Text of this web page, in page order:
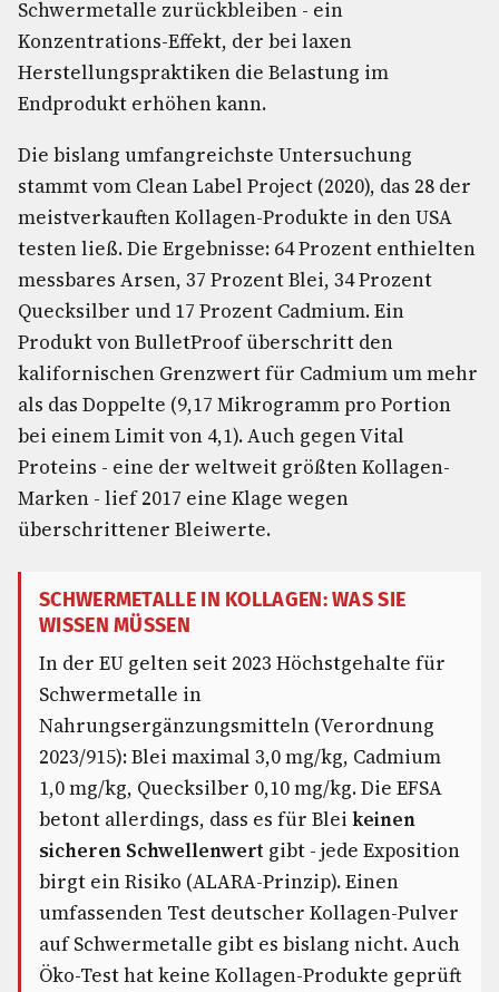
Schwermetalle zurückbleiben - ein
Konzentrations-Effekt, der bei laxen
Herstellungspraktiken die Belastung im
Endprodukt erhöhen kann.
Die bislang umfangreichste Untersuchung
stammt vom Clean Label Project (2020), das 28 der
meistverkauften Kollagen-Produkte in den USA
testen ließ. Die Ergebnisse: 64 Prozent enthielten
messbares Arsen, 37 Prozent Blei, 34 Prozent
Quecksilber und 17 Prozent Cadmium. Ein
Produkt von BulletProof überschritt den
kalifornischen Grenzwert für Cadmium um mehr
als das Doppelte (9,17 Mikrogramm pro Portion
bei einem Limit von 4,1). Auch gegen Vital
Proteins - eine der weltweit größten Kollagen-
Marken - lief 2017 eine Klage wegen
überschrittener Bleiwerte.
SCHWERMETALLE IN KOLLAGEN: WAS SIE
WISSEN MÜSSEN
In der EU gelten seit 2023 Höchstgehalte für
Schwermetalle in
Nahrungsergänzungsmitteln (Verordnung
2023/915): Blei maximal 3,0 mg/kg, Cadmium
1,0 mg/kg, Quecksilber 0,10 mg/kg. Die EFSA
betont allerdings, dass es für Blei keinen
sicheren Schwellenwert gibt - jede Exposition
birgt ein Risiko (ALARA-Prinzip). Einen
umfassenden Test deutscher Kollagen-Pulver
auf Schwermetalle gibt es bislang nicht. Auch
Öko-Test hat keine Kollagen-Produkte geprüft